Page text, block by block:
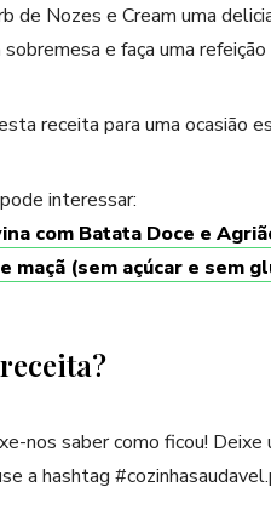
de Nozes e Cream uma
e faça uma
receita para uma ocasião
interessar:
com Batata Doce e
maçã (sem açúcar e sem
nos saber como ficou!
a hashtag